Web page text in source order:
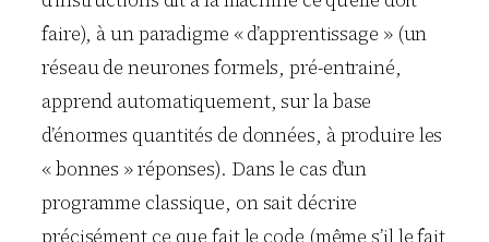
faire), à un paradigme « d’apprentissage » (un
réseau de neurones formels, pré-entrainé,
apprend automatiquement, sur la base
d’énormes quantités de données, à produire les
« bonnes » réponses). Dans le cas d’un
programme classique, on sait décrire
précisément ce que fait le code (même s’il le fait